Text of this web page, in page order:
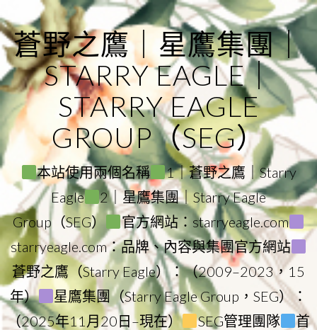
to
content
蒼野之鷹｜星鷹集團｜
STARRY EAGLE｜
STARRY EAGLE
GROUP（SEG）
本站使用兩個名稱
1｜蒼野之鷹｜Starry
Eagle
2｜星鷹集團｜Starry Eagle
Group（SEG）
官方網站：starryeagle.com
starryeagle.com：品牌、內容與集團官方網站
蒼野之鷹（Starry Eagle）：（2009–2023，15
年）
星鷹集團（Starry Eagle Group，SEG）：
（2025年11月20日–現在）
SEG管理團隊
首